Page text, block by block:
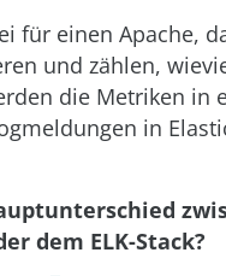
für einen Apache,
und zählen,
die Metriken in
in
dem ELK-Stack?